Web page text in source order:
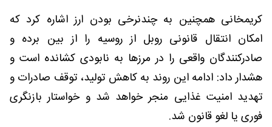
کریمخانی همچنین به چندنرخی بودن ارز اشاره کرد که
امکان انتقال قانونی روبل از روسیه را از بین برده و
صادرکنندگان واقعی را در مرزها به نابودی کشانده است و
هشدار داد: ادامه این روند به کاهش تولید، توقف صادرات و
تهدید امنیت غذایی منجر خواهد شد و خواستار بازنگری
فوری یا لغو قانون شد.